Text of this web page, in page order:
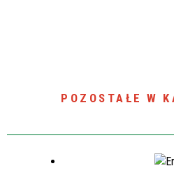
POZOSTAŁE W